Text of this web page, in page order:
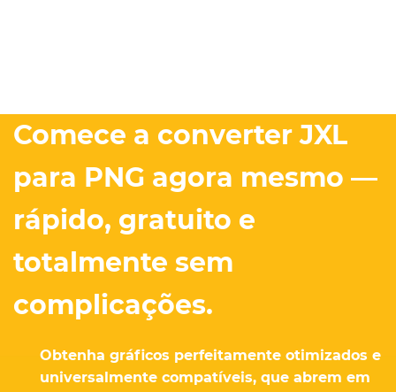
Comece a converter JXL
para PNG agora mesmo —
rápido, gratuito e
totalmente sem
complicações.
Obtenha gráficos perfeitamente otimizados e
universalmente compatíveis, que abrem em